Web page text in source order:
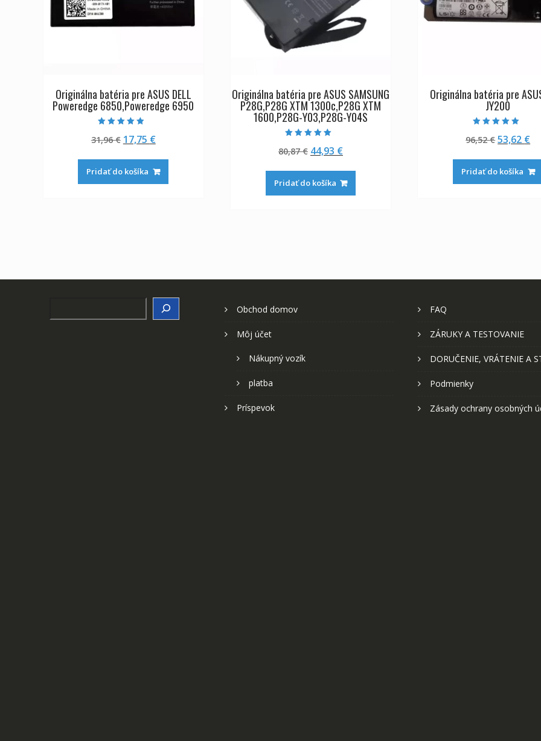
Originálna batéria pre ASUS DELL
Poweredge 6850,Poweredge 6950
4.50
z 5
31,96€ Pôvodná
bola:
31,96 €.
17,75 €Aktuálna
je:
17,75 €.
Pridať do košíka
Originálna batéria pre ASUS SAMSUNG
P28G,P28G XTM 1300c,P28G XTM
1600,P28G-Y03,P28G-Y04S
5.00
z 5
80,87€ Pôvodná
bola:
80,87 €.
44,93 €Aktuálna
je:
44,93 €.
Pridať do košíka
Originálna batéria pre
JY200
5.00
z 5
96,52€ Pôvodná
bola:
96,52 €.
53,62 €
je:
Pridať do košíka
Obchod domov
Môj účet
Nákupný vozík
platba
Príspevok
FAQ
ZÁRUKY A TESTOVANIE
DORUČENIE, VRÁTENIE A
Podmienky
Zásady ochrany osobných